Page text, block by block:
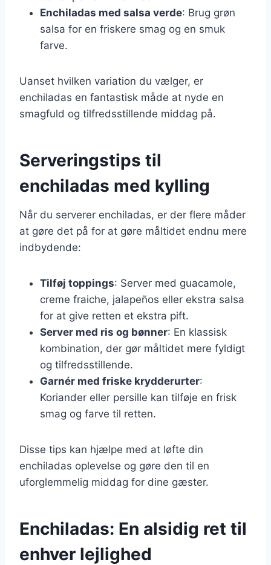
Enchiladas med salsa verde: Brug grøn
salsa for en friskere smag og en smuk
farve.
Uanset hvilken variation du vælger, er
enchiladas en fantastisk måde at nyde en
smagfuld og tilfredsstillende middag på.
Serveringstips til
enchiladas med kylling
Når du serverer enchiladas, er der flere måder
at gøre det på for at gøre måltidet endnu mere
indbydende:
Tilføj toppings: Server med guacamole,
creme fraiche, jalapeños eller ekstra salsa
for at give retten et ekstra pift.
Server med ris og bønner: En klassisk
kombination, der gør måltidet mere fyldigt
og tilfredsstillende.
Garnér med friske krydderurter:
Koriander eller persille kan tilføje en frisk
smag og farve til retten.
Disse tips kan hjælpe med at løfte din
enchiladas oplevelse og gøre den til en
uforglemmelig middag for dine gæster.
Enchiladas: En alsidig ret til
enhver lejlighed